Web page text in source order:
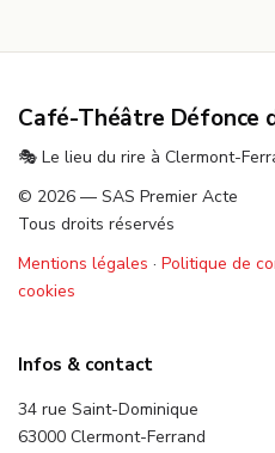
Café-Théâtre Défonce
🎭 Le lieu du rire à Clermont-
© 2026 — SAS Premier Acte
Tous droits réservés
Mentions légales · Politique de
cookies
Infos & contact
34 rue Saint-Dominique
63000 Clermont-Ferrand